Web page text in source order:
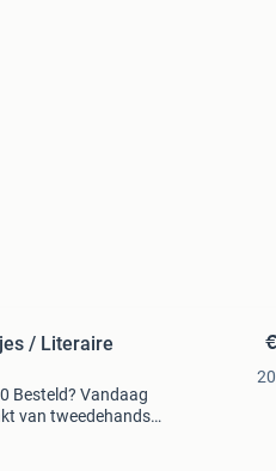
/ Literaire
Besteld? Vandaag
van tweedehands